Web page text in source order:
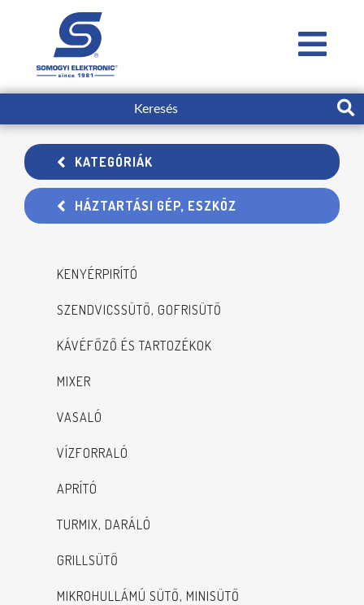
KATEGÓRIÁK
HÁZTARTÁSI GÉP, ESZKÖZ
KENYÉRPIRÍTÓ
SZENDVICSSÜTŐ, GOFRISÜTŐ
KÁVÉFŐZŐ ÉS TARTOZÉKOK
MIXER
VASALÓ
VÍZFORRALÓ
APRÍTÓ
TURMIX, DARÁLÓ
GRILLSÜTŐ
MIKROHULLÁMÚ SÜTŐ, MINISÜTŐ